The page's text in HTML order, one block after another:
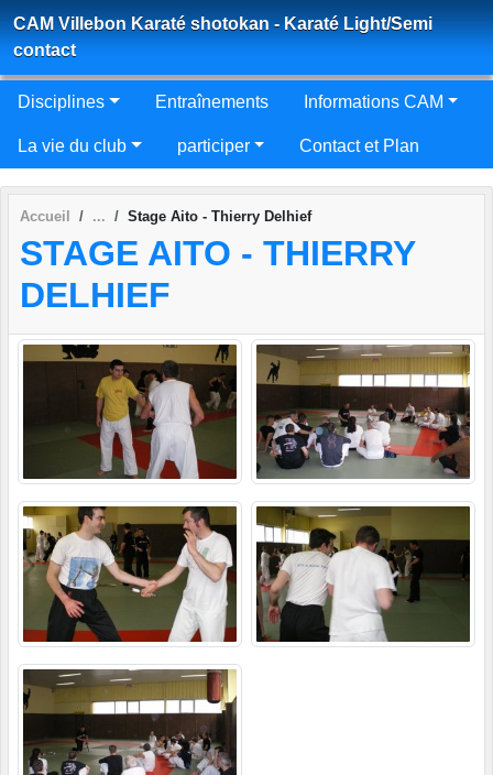
CAM Villebon Karaté shotokan - Karaté Light/Semi
contact
Disciplines Entraînements Informations CAM
La vie du club participer Contact et Plan
Accueil Stage Aito - Thierry Delhief
STAGE AITO - THIERRY
DELHIEF
Panneau de gestion des cookies